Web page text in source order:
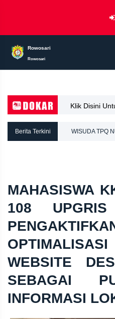
Rowosari
Rowosari
Klik Disini
Berita Terkini WISUDA TPQ
MAHASISWA
108 UPGRIS
WEBSITE
SEBAGAI
INFORMASI